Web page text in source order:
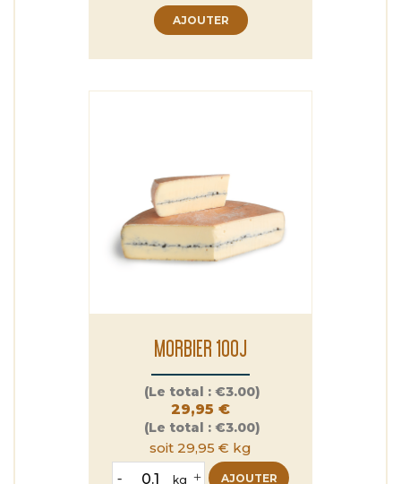
AJOUTER
MORBIER 100J
Prix
(Le total : €3.00)
29,95 €
(Le total : €3.00)
soit 29,95 € kg
- kg + AJOUTER